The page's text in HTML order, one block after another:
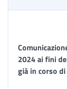
2024 ai fini
già in corso